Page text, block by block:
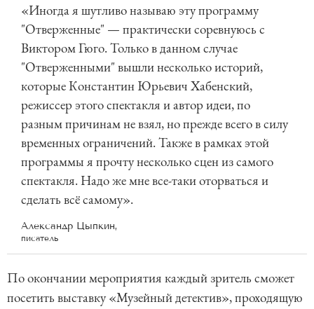
«Иногда я шутливо называю эту программу
"Отверженные" — практически соревнуюсь с
Виктором Гюго. Только в данном случае
"Отверженными" вышли несколько историй,
которые Константин Юрьевич Хабенский,
режиссер этого спектакля и автор идеи, по
разным причинам не взял, но прежде всего в силу
временных ограничений. Также в рамках этой
программы я прочту несколько сцен из самого
спектакля. Надо же мне все-таки оторваться и
сделать всё самому».
Александр Цыпкин,
писатель
По окончании мероприятия каждый зритель сможет
посетить выставку «Музейный детектив», проходящую